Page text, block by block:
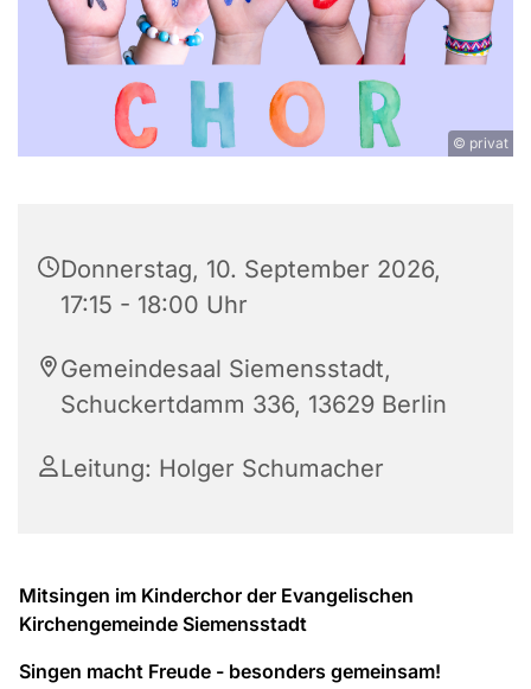
© privat
Donnerstag, 10. September 2026,
17:15 - 18:00 Uhr
Gemeindesaal Siemensstadt,
Schuckertdamm 336, 13629 Berlin
Leitung: Holger Schumacher
Mitsingen im Kinderchor der Evangelischen
Kirchengemeinde Siemensstadt
Singen macht Freude - besonders gemeinsam!